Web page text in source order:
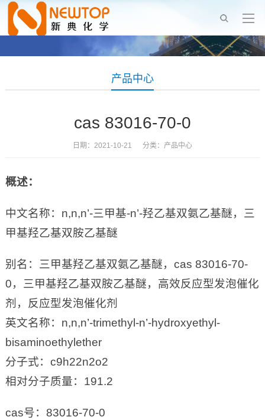
产品中心
cas 83016-70-0
日期：2021-10-21 分类： 产品中心
概述：
中文名称：n,n,n’-三甲基-n’-羟乙基双氨乙基醚，三
甲基羟乙基双胺乙基醚
别名：三甲基羟乙基双氨乙基醚，cas 83016-70-
0，三甲基羟乙基双胺乙基醚，高效反应型发泡催化
剂，反应型发泡催化剂
英文名称：n,n,n’-trimethyl-n’-hydroxyethyl-
bisaminoethylether
分子式：c9h22n2o2
相对分子质量：191.2
cas号：83016-70-0